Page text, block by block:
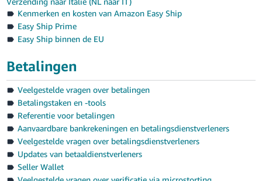
Kenmerken en kosten van Amazon Easy Ship
Easy Ship Prime
Easy Ship binnen de EU
Betalingen
Veelgestelde vragen over betalingen
Betalingstaken en -tools
Referentie voor betalingen
Aanvaardbare bankrekeningen en betalingsdienstverleners
Veelgestelde vragen over betalingsdienstverleners
Updates van betaaldienstverleners
Seller Wallet